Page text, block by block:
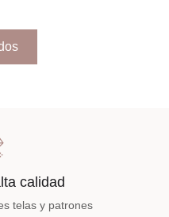
calidad
telas y patrones